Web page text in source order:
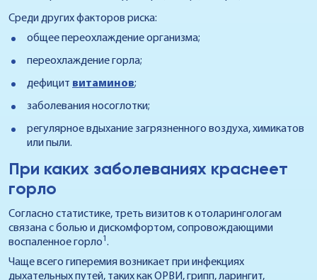
Среди других факторов риска:
общее переохлаждение организма;
переохлаждение горла;
дефицит витаминов;
заболевания носоглотки;
регулярное вдыхание загрязненного воздуха, химикатов
или пыли.
При каких заболеваниях краснеет
горло
Согласно статистике, треть визитов к отоларингологам
связана с болью и дискомфортом, сопровождающими
воспаленное горло1 .
Чаще всего гиперемия возникает при инфекциях
дыхательных путей, таких как ОРВИ, грипп, ларингит,